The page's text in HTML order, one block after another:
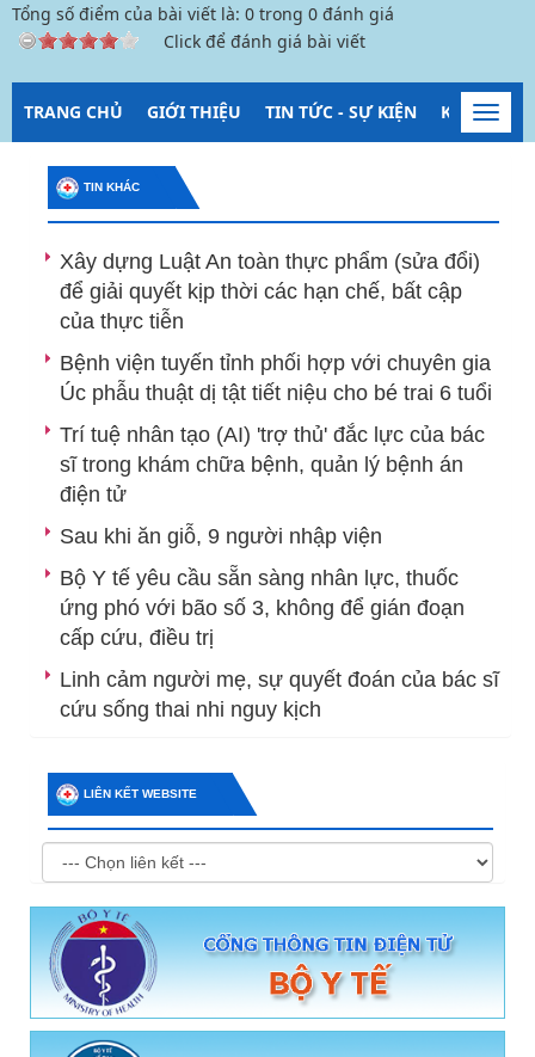
Tổng số điểm của bài viết là: 0 trong 0 đánh giá
Click để đánh giá bài viết
TRANG CHỦ GIỚI THIỆU TIN TỨC - SỰ KIỆN KIỂM
TIN KHÁC
Xây dựng Luật An toàn thực phẩm (sửa đổi)
để giải quyết kịp thời các hạn chế, bất cập
của thực tiễn
Bệnh viện tuyến tỉnh phối hợp với chuyên gia
Úc phẫu thuật dị tật tiết niệu cho bé trai 6 tuổi
Trí tuệ nhân tạo (AI) 'trợ thủ' đắc lực của bác
sĩ trong khám chữa bệnh, quản lý bệnh án
điện tử
Sau khi ăn giỗ, 9 người nhập viện
Bộ Y tế yêu cầu sẵn sàng nhân lực, thuốc
ứng phó với bão số 3, không để gián đoạn
cấp cứu, điều trị
Linh cảm người mẹ, sự quyết đoán của bác sĩ
cứu sống thai nhi nguy kịch
LIÊN KẾT WEBSITE